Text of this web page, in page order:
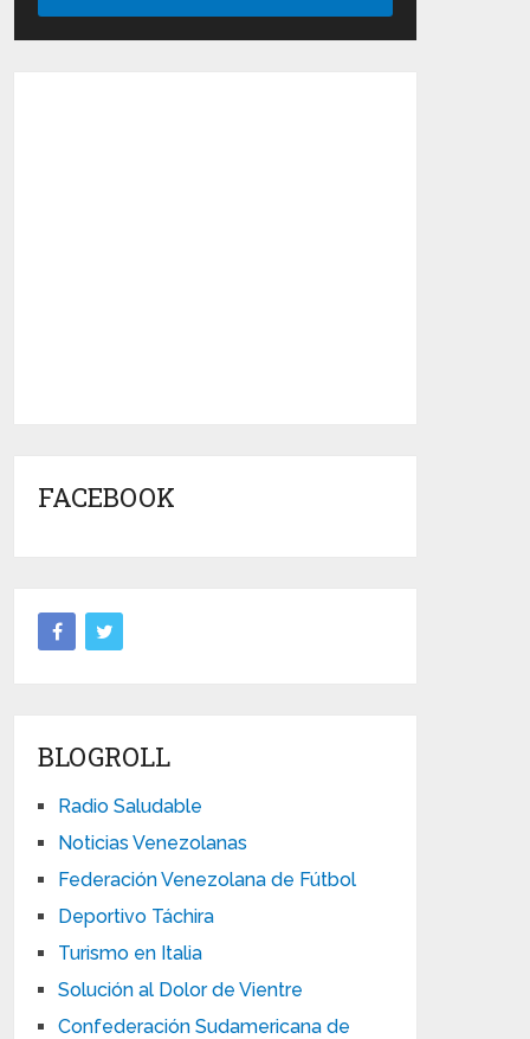
FACEBOOK
BLOGROLL
Radio Saludable
Noticias Venezolanas
Federación Venezolana de Fútbol
Deportivo Táchira
Turismo en Italia
Solución al Dolor de Vientre
Confederación Sudamericana de